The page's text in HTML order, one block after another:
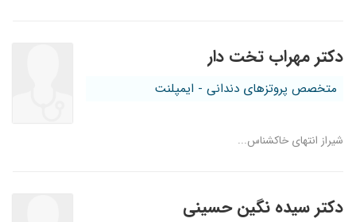
دکتر مهراب تخت دار
متخصص پروتزهای دندانی - ایمپلنت
شیراز انتهای خاکشناس...
دکتر سیده نگین حسینی